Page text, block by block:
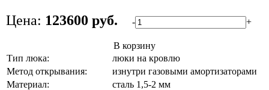
Цена: 123600 руб. - +
В корзину
Тип люка:
люки на кровлю
Метод открывания:
изнутри газовыми амортизаторами
Материал:
сталь 1,5-2 мм